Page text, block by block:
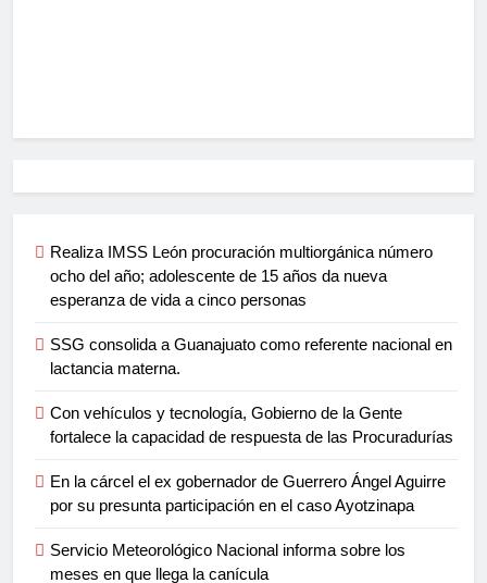
Realiza IMSS León procuración multiorgánica número
ocho del año; adolescente de 15 años da nueva
esperanza de vida a cinco personas
SSG consolida a Guanajuato como referente nacional en
lactancia materna.
Con vehículos y tecnología, Gobierno de la Gente
fortalece la capacidad de respuesta de las Procuradurías
En la cárcel el ex gobernador de Guerrero Ángel Aguirre
por su presunta participación en el caso Ayotzinapa
Servicio Meteorológico Nacional informa sobre los
meses en que llega la canícula